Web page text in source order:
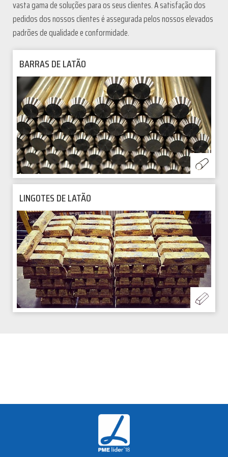
vasta gama de soluções para os seus clientes. A satisfação dos
pedidos dos nossos clientes é assegurada pelos nossos elevados
padrões de qualidade e conformidade.
BARRAS DE LATÃO
LINGOTES DE LATÃO